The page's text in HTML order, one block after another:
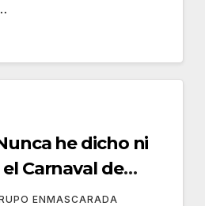
he dicho ni
Carnaval de
es
ENMASCARADA